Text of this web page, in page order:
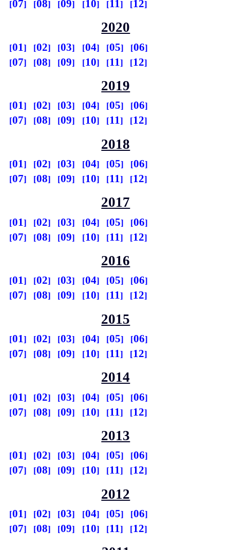
07 08 09 10 11 12
2020
01 02 03 04 05
06
07
08 09 10 11 12
2019
01 02 03 04 05
06
07
08 09 10 11 12
2018
01 02 03 04 05
06
07
08 09 10 11 12
2017
01 02 03 04 05
06
07
08 09 10 11 12
2016
01 02 03 04 05
06
07
08 09 10 11 12
2015
01 02 03 04 05
06
07
08 09 10 11 12
2014
01 02 03 04 05
06
07
08 09 10 11 12
2013
01 02 03 04 05
06
07
08 09 10 11 12
2012
01 02 03 04 05
06
07
08 09 10 11 12